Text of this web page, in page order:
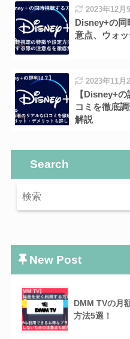
2023年12月
Disney+の同
意点、ウォ
2023年11月
【Disney+
コミを徹底
解説
Search
New Post
DMM TVの月
方法5選！